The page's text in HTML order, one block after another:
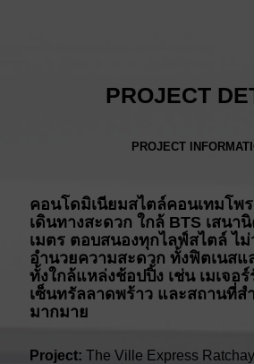
PROJECT
PROJECT
คอนโดมิเนียมสไตล์คอนเทมโพ
เดินทางสะดวก ใกล้ BTS เสนา
เมตร ตอบสนองทุกไลฟ์สไตล์ ไม่
อำนวยความสะดวก ทั้งฟิตเนสแ
ทั้งใกล้แหล่งช้อปปิ้ง เช่น เมเจอ
เซ็นทรัลลาดพร้าว และสถานที่
มากมาย
Project: The Ville Express